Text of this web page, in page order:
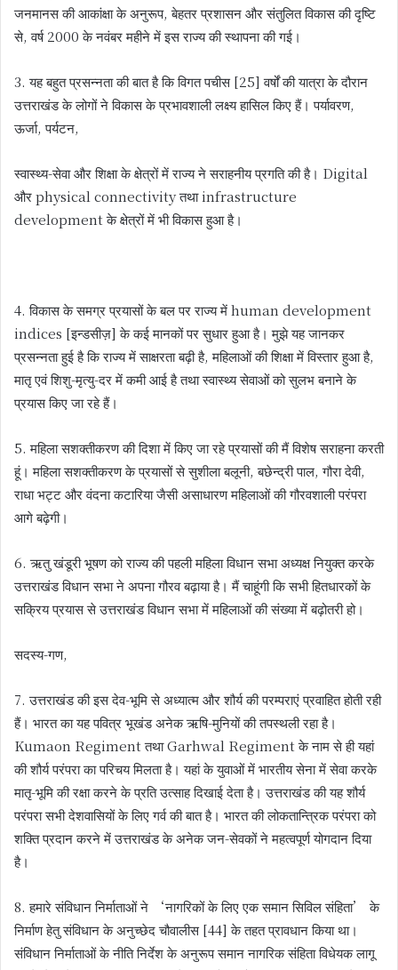
जनमानस की आकांक्षा के अनुरूप, बेहतर प्रशासन और संतुलित विकास की दृष्टि
से, वर्ष 2000 के नवंबर महीने में इस राज्य की स्थापना की गई।
3. यह बहुत प्रसन्नता की बात है कि विगत पचीस [25] वर्षों की यात्रा के दौरान
उत्तराखंड के लोगों ने विकास के प्रभावशाली लक्ष्य हासिल किए हैं। पर्यावरण,
ऊर्जा, पर्यटन,
स्वास्थ्य-सेवा और शिक्षा के क्षेत्रों में राज्य ने सराहनीय प्रगति की है। Digital
और physical connectivity तथा infrastructure
development के क्षेत्रों में भी विकास हुआ है।
4. विकास के समग्र प्रयासों के बल पर राज्य में human development
indices [इन्डसीज़] के कई मानकों पर सुधार हुआ है। मुझे यह जानकर
प्रसन्नता हुई है कि राज्य में साक्षरता बढ़ी है, महिलाओं की शिक्षा में विस्तार हुआ है,
मातृ एवं शिशु-मृत्यु-दर में कमी आई है तथा स्वास्थ्य सेवाओं को सुलभ बनाने के
प्रयास किए जा रहे हैं।
5. महिला सशक्तीकरण की दिशा में किए जा रहे प्रयासों की मैं विशेष सराहना करती
हूं। महिला सशक्तीकरण के प्रयासों से सुशीला बलूनी, बछेन्द्री पाल, गौरा देवी,
राधा भट्ट और वंदना कटारिया जैसी असाधारण महिलाओं की गौरवशाली परंपरा
आगे बढ़ेगी।
6. ऋतु खंडूरी भूषण को राज्य की पहली महिला विधान सभा अध्यक्ष नियुक्त करके
उत्तराखंड विधान सभा ने अपना गौरव बढ़ाया है। मैं चाहूंगी कि सभी हितधारकों के
सक्रिय प्रयास से उत्तराखंड विधान सभा में महिलाओं की संख्या में बढ़ोतरी हो।
सदस्य-गण,
7. उत्तराखंड की इस देव-भूमि से अध्यात्म और शौर्य की परम्पराएं प्रवाहित होती रही
हैं। भारत का यह पवित्र भूखंड अनेक ऋषि-मुनियों की तपस्थली रहा है।
Kumaon Regiment तथा Garhwal Regiment के नाम से ही यहां
की शौर्य परंपरा का परिचय मिलता है। यहां के युवाओं में भारतीय सेना में सेवा करके
मातृ-भूमि की रक्षा करने के प्रति उत्साह दिखाई देता है। उत्तराखंड की यह शौर्य
परंपरा सभी देशवासियों के लिए गर्व की बात है। भारत की लोकतान्त्रिक परंपरा को
शक्ति प्रदान करने में उत्तराखंड के अनेक जन-सेवकों ने महत्वपूर्ण योगदान दिया
है।
8. हमारे संविधान निर्माताओं ने ‘नागरिकों के लिए एक समान सिविल संहिता’ के
निर्माण हेतु संविधान के अनुच्छेद चौवालीस [44] के तहत प्रावधान किया था।
संविधान निर्माताओं के नीति निर्देश के अनुरूप समान नागरिक संहिता विधेयक लागू